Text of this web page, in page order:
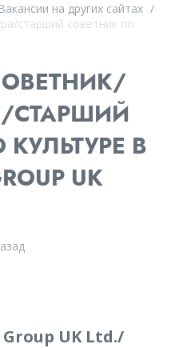
Вакансии на других сайтах /
старший советник по
СТАРШИЙ
В
UK
UK Ltd./